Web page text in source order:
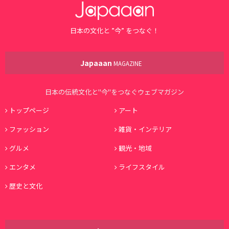
日本の文化と ”今” をつなぐ！
Japaaan MAGAZINE
日本の伝統文化と"今"をつなぐウェブマガジン
トップページ
アート
ファッション
雑貨・インテリア
グルメ
観光・地域
エンタメ
ライフスタイル
歴史と文化